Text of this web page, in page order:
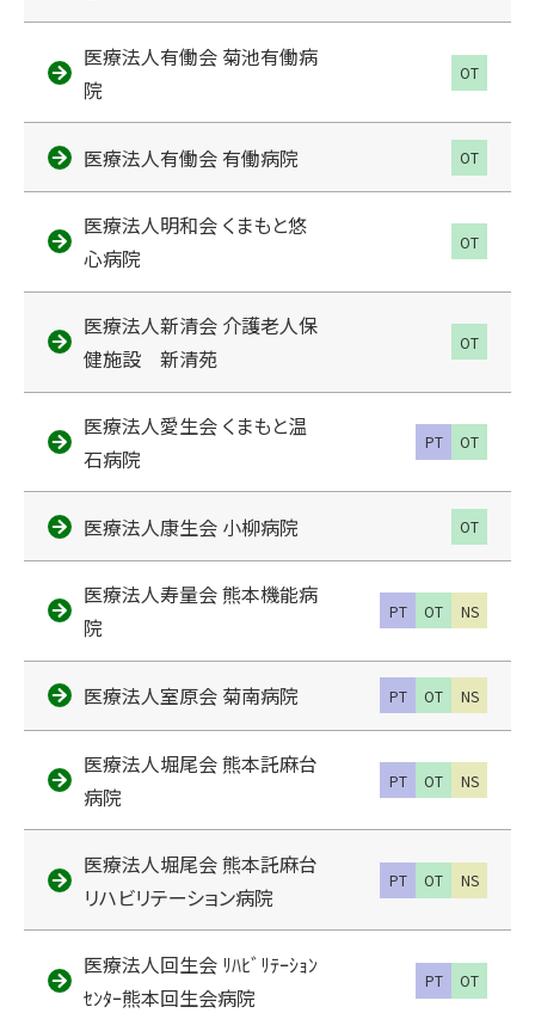
医療法人有働会 菊池有働病
院
OT
医療法人有働会 有働病院 OT
医療法人明和会 くまもと悠
心病院
OT
医療法人新清会 介護老人保
健施設 新清苑
OT
医療法人愛生会 くまもと温
石病院
PT OT
医療法人康生会 小柳病院 OT
医療法人寿量会 熊本機能病
院
PT OT NS
医療法人室原会 菊南病院 PT OT NS
医療法人堀尾会 熊本託麻台
病院
PT OT NS
医療法人堀尾会 熊本託麻台
リハビリテーション病院
PT OT NS
医療法人回生会 ﾘﾊﾋﾞﾘﾃｰｼｮﾝ
ｾﾝﾀｰ熊本回生会病院
PT OT